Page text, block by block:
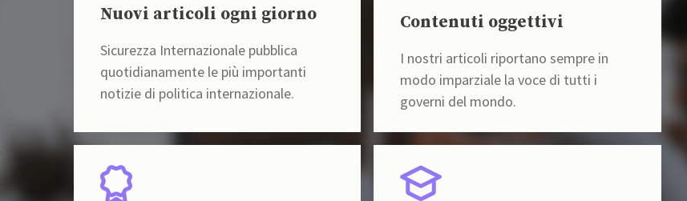
Nuovi articoli ogni giorno
Sicurezza Internazionale pubblica
quotidianamente le più importanti
notizie di politica internazionale.
Contenuti oggettivi
I nostri articoli riportano sempre in
modo imparziale la voce di tutti i
governi del mondo.